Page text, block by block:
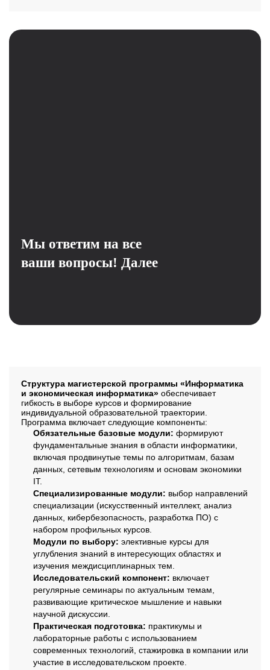
Мы ответим на все
ваши вопросы! Далее
Структура магистерской программы «Информатика
и экономическая информатика» обеспечивает
гибкость в выборе курсов и формирование
индивидуальной образовательной траектории.
Программа включает следующие компоненты:
Обязательные базовые модули: формируют
фундаментальные знания в области информатики,
включая продвинутые темы по алгоритмам, базам
данных, сетевым технологиям и основам экономики
IT.
Специализированные модули: выбор направлений
специализации (искусственный интеллект, анализ
данных, кибербезопасность, разработка ПО) с
набором профильных курсов.
Модули по выбору: элективные курсы для
углубления знаний в интересующих областях и
изучения междисциплинарных тем.
Исследовательский компонент: включает
регулярные семинары по актуальным темам,
развивающие критическое мышление и навыки
научной дискуссии.
Практическая подготовка: практикумы и
лабораторные работы с использованием
современных технологий, стажировка в компании или
участие в исследовательском проекте.